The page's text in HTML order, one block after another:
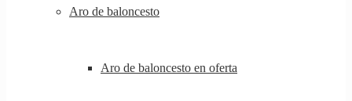
Aro de baloncesto
Aro de baloncesto en oferta